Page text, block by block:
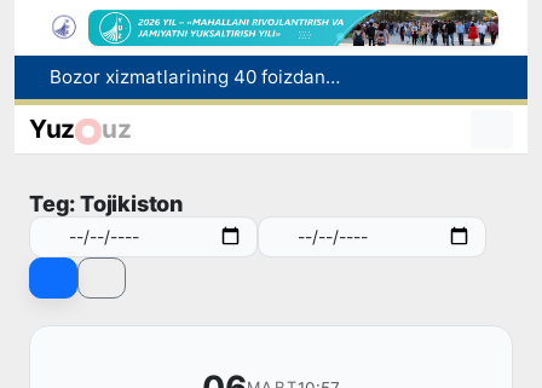
“Men tanigan O‘zbekiston!”
Adolat, xolislik, rostlik va halollik muhitini yaratishga qaratilgan yangi qonun tafsiloti
O'zbekistonda zilzila sodir bo'ldi
Bozor xizmatlarining 40 foizdan ortig‘i poytaxt hissasiga to‘g‘ri kelmoqda
Yuz uz
Teg: Tojikiston